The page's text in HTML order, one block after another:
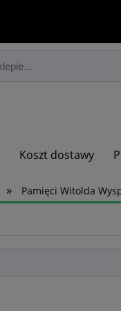
Koszt dostawy
» Pamięci Witolda